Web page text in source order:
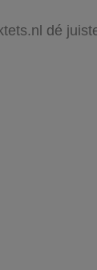
dé